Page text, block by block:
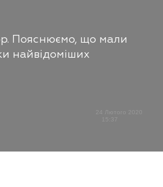
Пояснюємо, що мали
найвідоміших
24 Лютого 2020
15:37